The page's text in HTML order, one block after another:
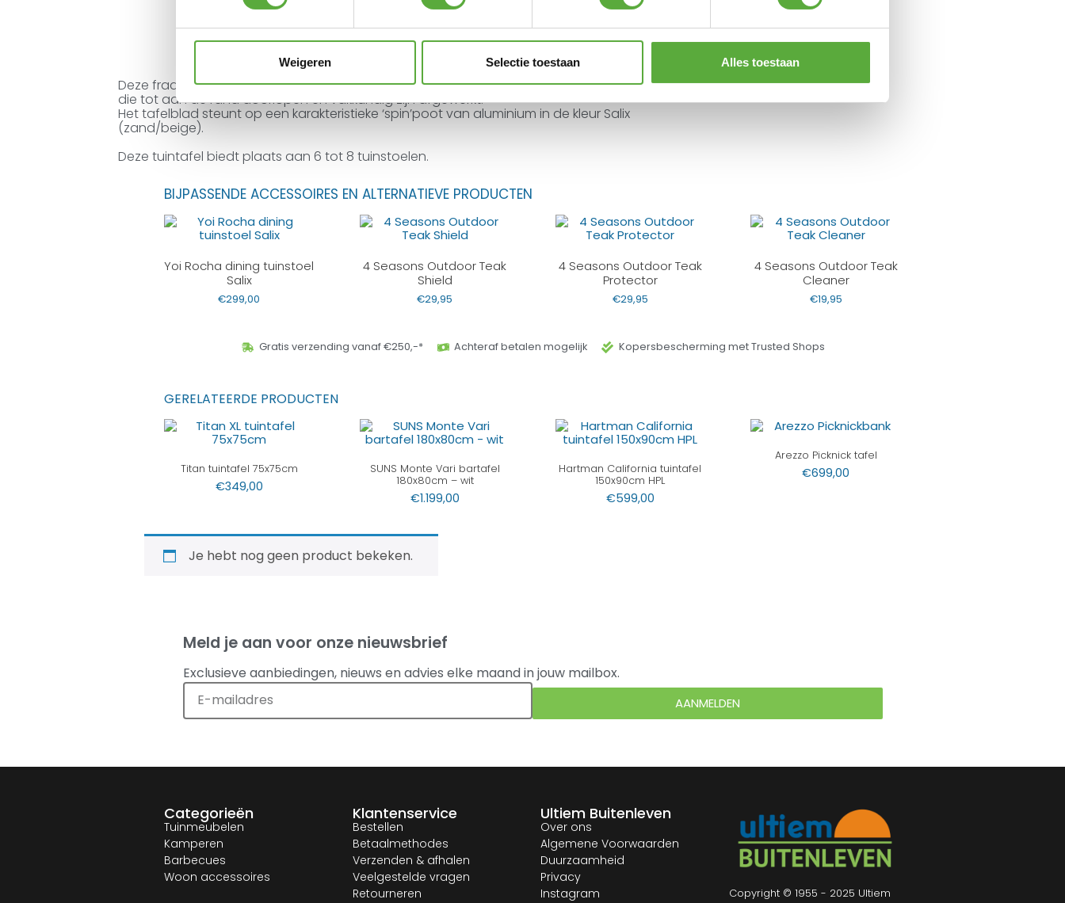
Weigeren Selectie toestaan Alles toestaan
Deze fraaie ovale tuintafel heeft een blad van gecertificeerd teakhout met planken
die tot aan de rand doorlopen en vakkundig zijn afgewerkt.
Het tafelblad steunt op een karakteristieke ‘spin’poot van aluminium in de kleur Salix
(zand/beige).
Deze tuintafel biedt plaats aan 6 tot 8 tuinstoelen.
BIJPASSENDE ACCESSOIRES EN ALTERNATIEVE PRODUCTEN
Yoi Rocha dining tuinstoel
Salix
€299,00
4 Seasons Outdoor Teak
Shield
€29,95
4 Seasons Outdoor Teak
Protector
€29,95
4 Seasons Outdoor Teak
Cleaner
€19,95
Gratis verzending vanaf €250,-* Achteraf betalen mogelijk Kopersbescherming met Trusted Shops
GERELATEERDE PRODUCTEN
Titan tuintafel 75x75cm
€349,00
SUNS Monte Vari bartafel
180x80cm – wit
€1.199,00
Hartman California tuintafel
150x90cm HPL
€599,00
Arezzo Picknick tafel
€699,00
Je hebt nog geen product bekeken.
Meld je aan voor onze nieuwsbrief
Exclusieve aanbiedingen, nieuws en advies elke maand in jouw mailbox.
AANMELDEN
Categorieën
Tuinmeubelen
Kamperen
Barbecues
Woon accessoires
Klantenservice
Bestellen
Betaalmethodes
Verzenden & afhalen
Veelgestelde vragen
Retourneren
Ultiem Buitenleven
Over ons
Algemene Voorwaarden
Duurzaamheid
Privacy
Instagram
Copyright © 1955 - 2025 Ultiem